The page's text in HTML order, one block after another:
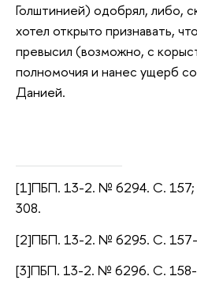
Голштинией) одобрял, либо,
хотел открыто признавать,
превысил (возможно, с
полномочия и нанес ущерб
Данией.
[1]ПБП. 13-2. № 6294. С. 157;
308.
[2]ПБП. 13-2. № 6295. С.
[3]ПБП. 13-2. № 6296. С.